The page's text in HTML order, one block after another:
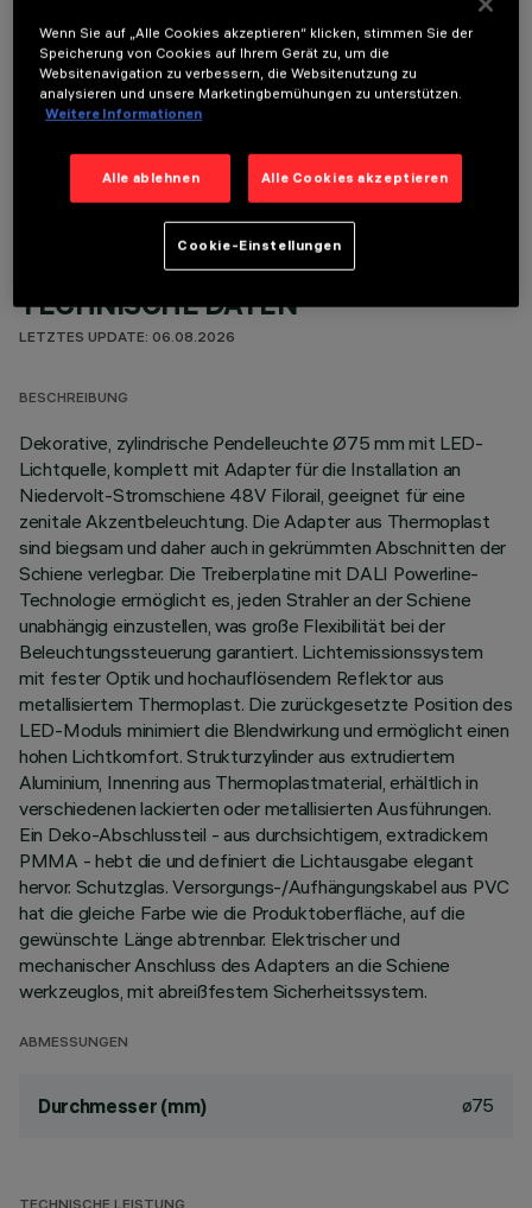
OPTIONALE KOMPONENTEN
TECHNISCHE DATEN
LETZTES UPDATE: 06.08.2026
BESCHREIBUNG
Dekorative, zylindrische Pendelleuchte Ø75 mm mit LED-
Lichtquelle, komplett mit Adapter für die Installation an
Niedervolt-Stromschiene 48V Filorail, geeignet für eine
zenitale Akzentbeleuchtung. Die Adapter aus Thermoplast
sind biegsam und daher auch in gekrümmten Abschnitten der
Schiene verlegbar. Die Treiberplatine mit DALI Powerline-
Technologie ermöglicht es, jeden Strahler an der Schiene
unabhängig einzustellen, was große Flexibilität bei der
Beleuchtungssteuerung garantiert. Lichtemissionssystem
mit fester Optik und hochauflösendem Reflektor aus
metallisiertem Thermoplast. Die zurückgesetzte Position des
LED-Moduls minimiert die Blendwirkung und ermöglicht einen
hohen Lichtkomfort. Strukturzylinder aus extrudiertem
Aluminium, Innenring aus Thermoplastmaterial, erhältlich in
verschiedenen lackierten oder metallisierten Ausführungen.
Ein Deko-Abschlussteil - aus durchsichtigem, extradickem
PMMA - hebt die und definiert die Lichtausgabe elegant
hervor. Schutzglas. Versorgungs-/Aufhängungskabel aus PVC
hat die gleiche Farbe wie die Produktoberfläche, auf die
gewünschte Länge abtrennbar. Elektrischer und
mechanischer Anschluss des Adapters an die Schiene
werkzeuglos, mit abreißfestem Sicherheitssystem.
ABMESSUNGEN
Durchmesser (mm) ø75
Wenn Sie auf „Alle Cookies akzeptieren“ klicken, stimmen Sie der
Speicherung von Cookies auf Ihrem Gerät zu, um die
Websitenavigation zu verbessern, die Websitenutzung zu
analysieren und unsere Marketingbemühungen zu unterstützen.
Weitere Informationen
Alle ablehnen Alle Cookies akzeptieren
Cookie-Einstellungen